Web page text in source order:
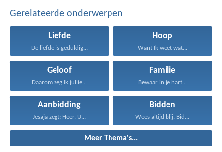
Gerelateerde onderwerpen
Liefde
De liefde is geduldig...
Hoop
Want Ik weet wat...
Geloof
Daarom zeg Ik jullie...
Familie
Bewaar in je hart...
Aanbidding
Jesaja zegt: Heer, U...
Bidden
Wees altijd blij. Bid...
Meer Thema's...